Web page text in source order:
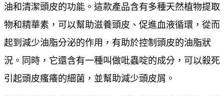
油和清潔頭皮的功能。這款產品含有多種天然植物提取
物和精華素，可以幫助滋養頭皮、促進血液循環，從而
起到減少油脂分泌的作用，有助於控制頭皮的油脂狀
況。同時，它還含有一種叫做吡蟲啶的成分，可以殺死
引起頭皮瘙癢的細菌，並幫助減少頭皮屑。